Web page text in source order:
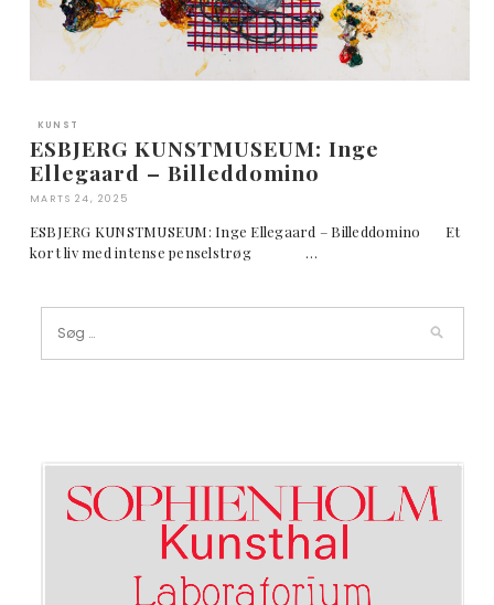
KUNST
ESBJERG KUNSTMUSEUM: Inge
Ellegaard – Billeddomino
MARTS 24, 2025
ESBJERG KUNSTMUSEUM: Inge Ellegaard – Billeddomino Et
kort liv med intense penselstrøg …